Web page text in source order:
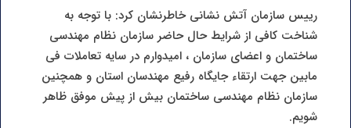
رییس سازمان آتش نشانی خاطرنشان کرد: با توجه به
شناخت کافی از شرایط حال حاضر سازمان نظام مهندسی
ساختمان و اعضای سازمان ، امیدوارم در سایه تعاملات فی
مابین جهت ارتقاء جایگاه رفیع مهندسان استان و همچنین
سازمان نظام مهندسی ساختمان بیش از پیش موفق ظاهر
شویم.